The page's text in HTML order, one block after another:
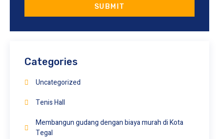
SUBMIT
Categories
Uncategorized
Tenis Hall
Membangun gudang dengan biaya murah di Kota
Tegal